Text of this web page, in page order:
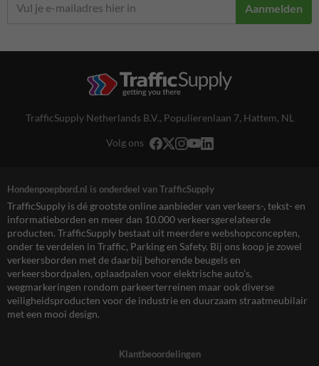
Aanmelden
TrafficSupply Netherlands B.V., Populierenlaan 7, Hattem, NL
Volg ons
Hondenpoepbord.nl is onderdeel van TrafficSupply
TrafficSupply is dé grootste online aanbieder van verkeers-, tekst- en
informatieborden en meer dan 10.000 verkeersgerelateerde
producten. TrafficSupply bestaat uit meerdere webshopconcepten,
onder te verdelen in Traffic, Parking en Safety. Bij ons koop je zowel
verkeersborden met de daarbij behorende beugels en
verkeersbordpalen, oplaadpalen voor elektrische auto’s,
wegmarkeringen rondom parkeerterreinen maar ook diverse
veiligheidsproducten voor de industrie en duurzaam straatmeubilair
met een mooi design.
Klantbeoordelingen